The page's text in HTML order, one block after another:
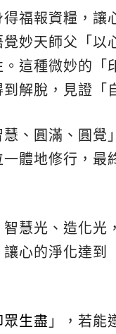
得福報資糧，讓
妙天師父「以
這種微妙的「
解脫，見證「
、圓滿、圓覺
體地修行，最
慧光、造化光
心的淨化達到
生盡 」，若能